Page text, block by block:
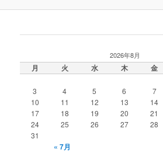
2026年8月
月 火 水 木 金
3
4 5 6 7
10
11 12 13 14
17
18 19 20 21
24
25 26 27 28
31
« 7月